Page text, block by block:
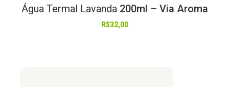
Água Termal Lavanda200ml – Via Aroma
R$32,00